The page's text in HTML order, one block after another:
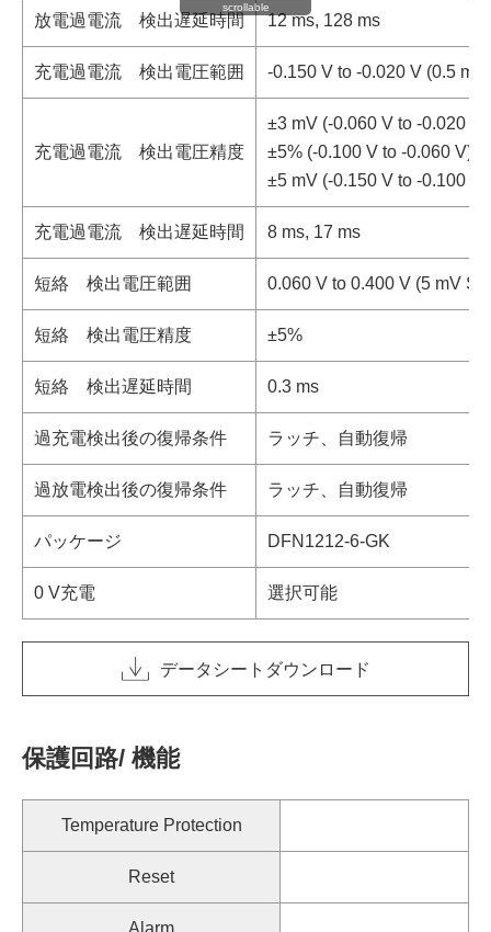
放電過電流 検出遅延時間 12 ms, 128 ms
充電過電流 検出電圧範囲 -0.150 V to -0.020 V (0.5 mV
充電過電流 検出電圧精度
±3 mV (-0.060 V to -0.020 V)
±5% (-0.100 V to -0.060 V)
±5 mV (-0.150 V to -0.100 V)
充電過電流 検出遅延時間 8 ms, 17 ms
短絡 検出電圧範囲 0.060 V to 0.400 V (5 mV
短絡 検出電圧精度 ±5%
短絡 検出遅延時間 0.3 ms
過充電検出後の復帰条件 ラッチ、自動復帰
過放電検出後の復帰条件 ラッチ、自動復帰
パッケージ DFN1212-6-GK
0 V充電 選択可能
scrollable
データシートダウンロード
保護回路/ 機能
Temperature Protection
Reset
Alarm